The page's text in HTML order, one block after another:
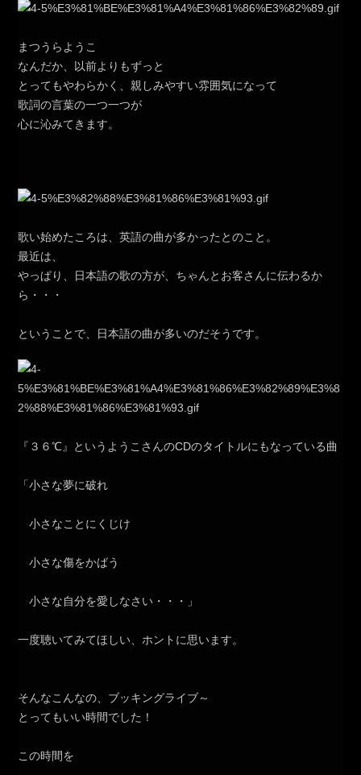
まつうらようこ
なんだか、以前よりもずっと
とってもやわらかく、親しみやすい雰囲気になって
歌詞の言葉の一つ一つが
心に沁みてきます。
歌い始めたころは、英語の曲が多かったとのこと。
最近は、
やっぱり、日本語の歌の方が、ちゃんとお客さんに伝わるか
ら・・・
ということで、日本語の曲が多いのだそうです。
『３６℃』というようこさんのCDのタイトルにもなっている曲
「小さな夢に破れ
小さなことにくじけ
小さな傷をかばう
小さな自分を愛しなさい・・・」
一度聴いてみてほしい、ホントに思います。
そんなこんなの、ブッキングライブ～
とってもいい時間でした！
この時間を